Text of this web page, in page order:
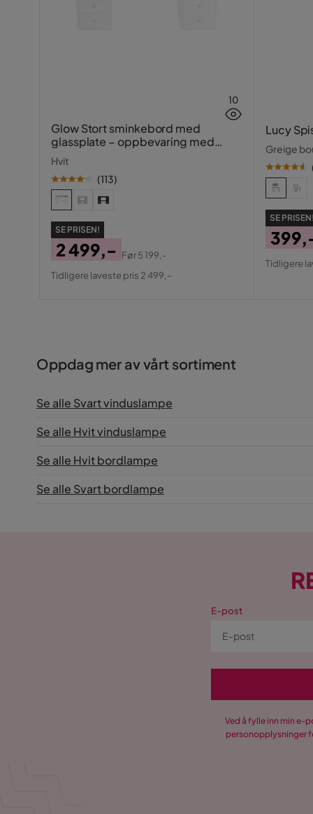
10
Glow Stort sminkebord med
glassplate – oppbevaring med
skuffer og rom 120 cm
Hvit
(113)
SE PRISEN!
Pris
2 499,-
Original
Før5 199,-
Tidligere laveste pris 2 499,-
Lucy
Greige
SE PRISEN!
Pris
Tidligere
Oppdag mer av vårt sortiment
Se alle Svart vinduslampe
Se alle Hvit vinduslampe
Se alle Hvit bordlampe
Se alle Svart bordlampe
E-post
Ved å fylle inn min e-
personopplysninger